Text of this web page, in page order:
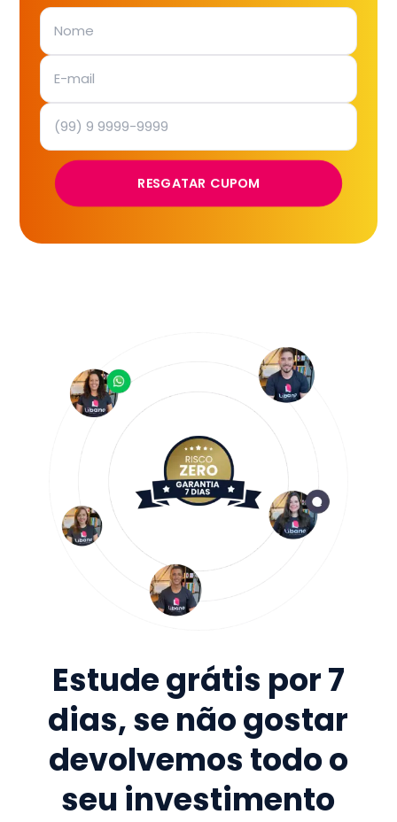
RESGATAR CUPOM
Estude grátis por 7
dias, se não gostar
devolvemos todo o
seu investimento